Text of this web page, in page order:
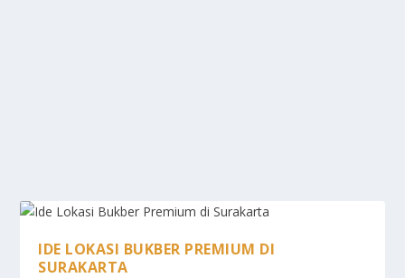
IDE LOKASI BUKBER PREMIUM DI
SURAKARTA